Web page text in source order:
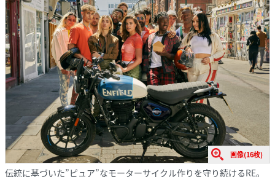
画像(16枚)
伝統に基づいた”ピュア”なモーターサイクル作りを守り続けるRE。